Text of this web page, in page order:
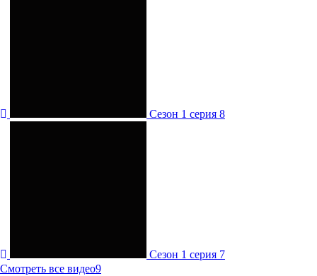
Сезон 1 серия 8
Сезон 1 серия 7
Смотреть все видео9